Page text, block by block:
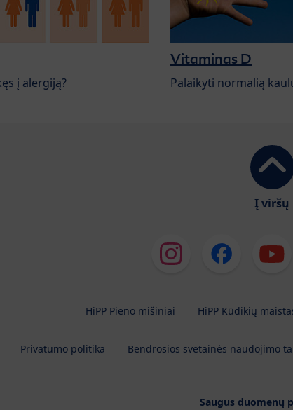
į alergiją?
Vitaminas D
Palaikyti normalią
Į viršų
HiPP Pieno mišiniai HiPP Kūdikių
Privatumo politika Bendrosios svetainės naudojimo
Saugus duomenų